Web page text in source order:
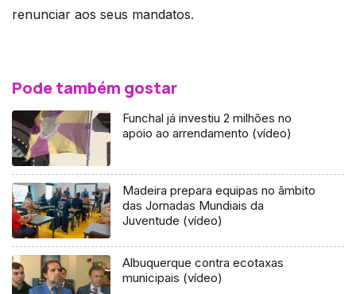
renunciar aos seus mandatos.
Pode também gostar
Funchal já investiu 2 milhões no
apoio ao arrendamento (vídeo)
Madeira prepara equipas no âmbito
das Jornadas Mundiais da
Juventude (vídeo)
Albuquerque contra ecotaxas
municipais (vídeo)